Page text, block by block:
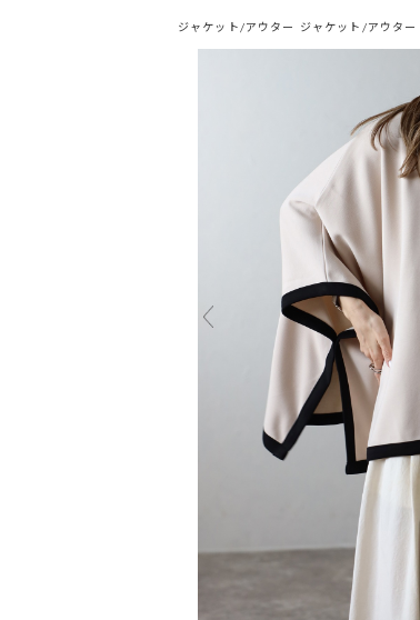
ジャケット/アウター ジャケット/アウター